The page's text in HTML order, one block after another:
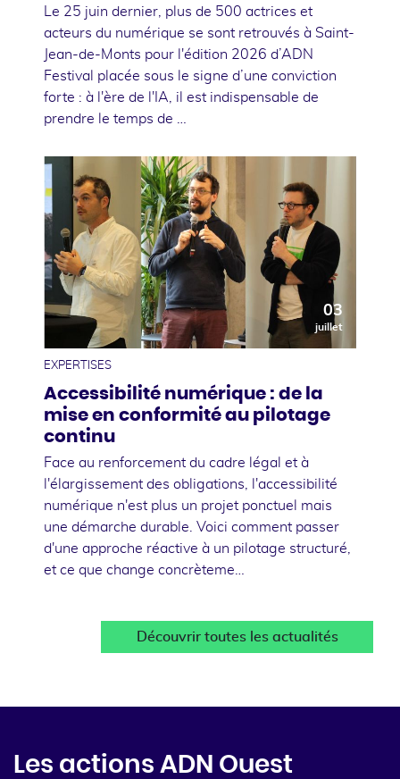
Le 25 juin dernier, plus de 500 actrices et
acteurs du numérique se sont retrouvés à Saint-
Jean-de-Monts pour l'édition 2026 d’ADN
Festival placée sous le signe d’une conviction
forte : à l'ère de l'IA, il est indispensable de
prendre le temps de …
03
juillet
EXPERTISES
Accessibilité numérique : de la
mise en conformité au pilotage
continu
Face au renforcement du cadre légal et à
l'élargissement des obligations, l'accessibilité
numérique n'est plus un projet ponctuel mais
une démarche durable. Voici comment passer
d'une approche réactive à un pilotage structuré,
et ce que change concrèteme…
Découvrir toutes les actualités
Les actions ADN Ouest